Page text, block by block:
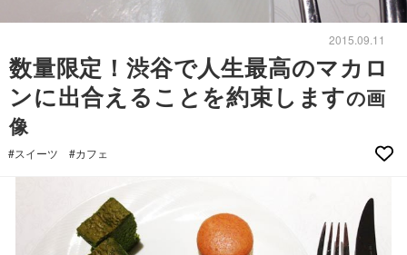
2015.09.11
数量限定！渋谷で人生最高のマカロ
ンに出合えることを約束しますの画
像
#スイーツ #カフェ